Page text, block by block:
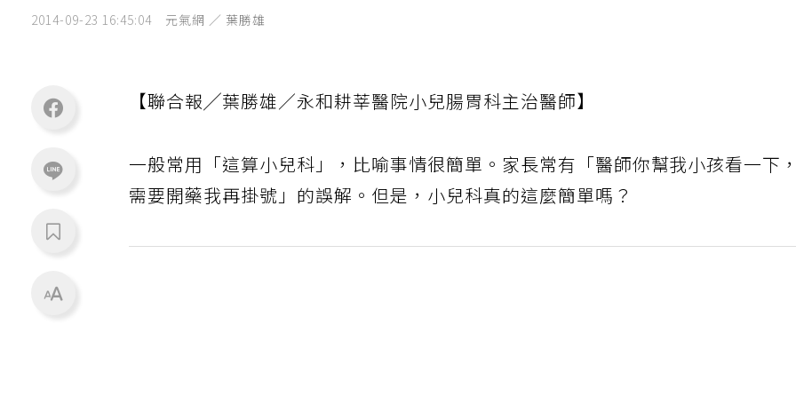
2014-09-23 16:45:04 元氣網 ／ 葉勝雄
【聯合報╱葉勝雄／永和耕莘醫院小兒腸胃科主治醫師】
一般常用「這算小兒科」，比喻事情很簡單。家長常有「醫師你幫我小孩看一下，
需要開藥我再掛號」的誤解。但是，小兒科真的這麼簡單嗎？